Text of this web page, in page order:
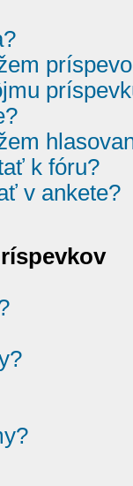
k fóru?
v ankete?